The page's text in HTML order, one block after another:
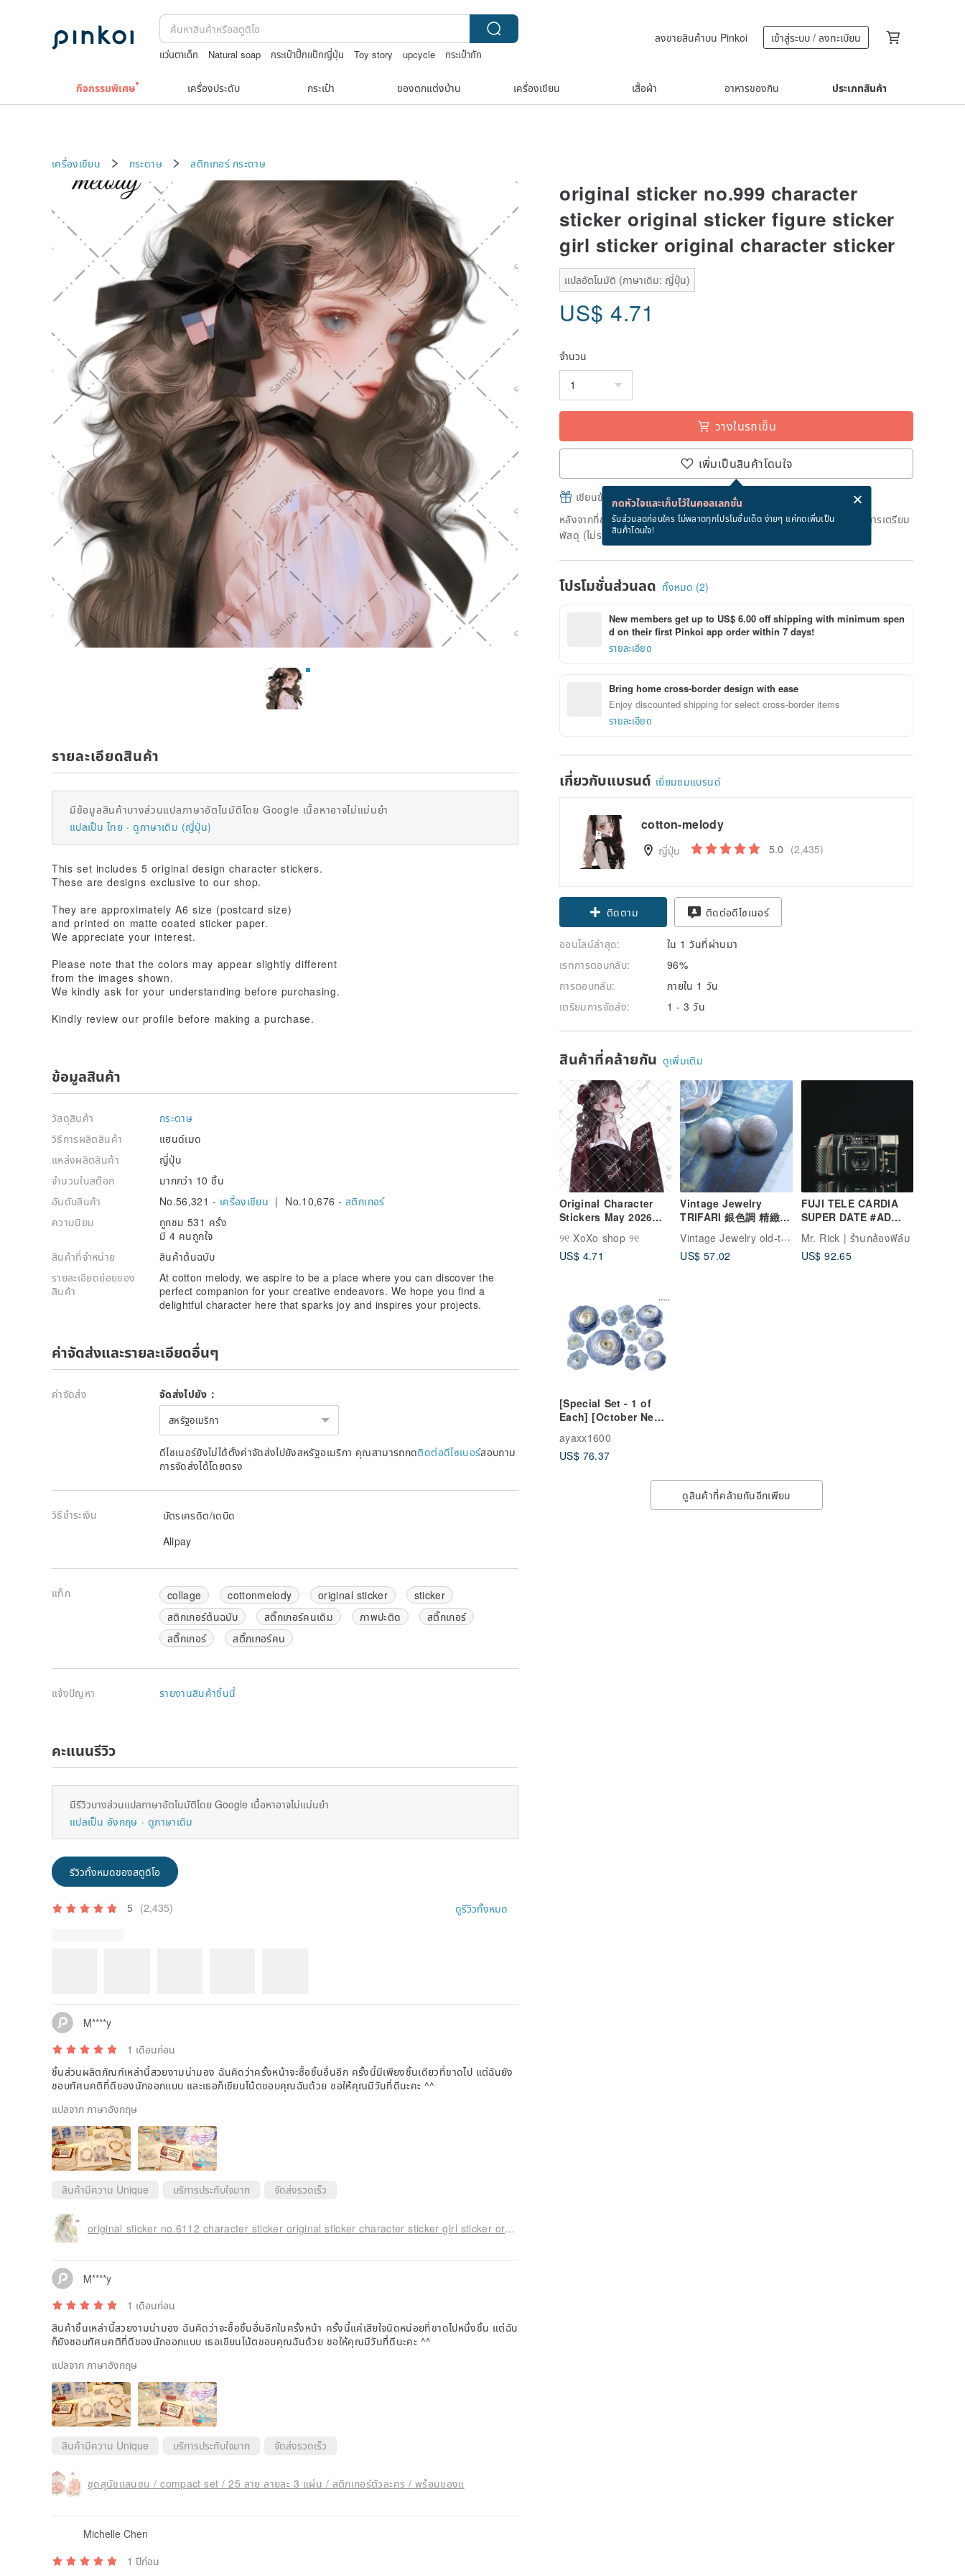
แว่นตาเด็ก Natural soap กระเป๋าปิ๊กแป๊กญี่ปุ่น Toy story upcycle
กระเป๋าถัก
ลงขายสินค้าบน Pinkoi เข้าสู่ระบบ / ลงทะเบียน
กิจกรรมพิเศษ เครื่องประดับ กระเป๋า ของตกแต่งบ้าน เครื่องเขียน เสื้อผ้า อาหารของกิน ประเภทสินค้า
เครื่องเขียน กระดาษ สติกเกอร์ กระดาษ
original sticker no.999 character
sticker original sticker figure sticker
girl sticker original character sticker
แปลอัตโนมัติ (ภาษาเดิม: ญี่ปุ่น)
US$ 4.71
จำนวน
วางในรถเข็น
เพิ่มเป็นสินค้าโดนใจ
กดหัวใจและเก็บไว้ในคอลเลกชั่น
รับส่วนลดก่อนใคร ไม่พลาดทุกโปรโมชั่นเด็ด ง่ายๆ แค่กดเพิ่มเป็น
สินค้าโดนใจ!
เขียนข้อความและส่ง eCard ฟรีเมื่อซื้อสินค้า!
หลังจากที่ชำระเงินถึงวันที่จะจัดส่งสินค้า จะใช้เวลาประมาณ 5 วันทางการในการเตรียม
พัสดุ (ไม่รวมวันหยุด)
โปรโมชั่นส่วนลด ทั้งหมด (2)
New members get up to US$ 6.00 off shipping with minimum spen
d on their first Pinkoi app order within 7 days!
รายละเอียด
Bring home cross-border design with ease
Enjoy discounted shipping for select cross-border items
รายละเอียด
เกี่ยวกับแบรนด์ เยี่ยมชมแบรนด์
cotton-melody
ญี่ปุ่น 5.0 (2,435)
ติดตาม ติดต่อดีไซเนอร์
ออนไลน์ล่าสุด:
ใน 1 วันที่ผ่านมา
เรทการตอบกลับ:
96%
การตอบกลับ:
ภายใน 1 วัน
เตรียมการจัดส่ง:
1 - 3 วัน
สินค้าที่คล้ายกัน ดูเพิ่มเติม
Original Character
Stickers May 2026
New Release
୨୧ XoXo shop ୨୧
US$ 4.71
Vintage Jewelry
TRIFARI 銀色調 精緻刷
紋 簡約圓 夾式耳環
Vintage Jewelry old-time-corner
US$ 57.02
FUJI TELE CARDIA
SUPER DATE #AD
#135 film camera
Mr. Rick | ร้านกล้องฟิล์ม
US$ 92.65
[Special Set - 1 of
Each] [October New
223 Designs] Choki
Paper, Collage
ayaxx1600
US$ 76.37
ดูสินค้าที่คล้ายกันอีกเพียบ
รายละเอียดสินค้า
มีข้อมูลสินค้าบางส่วนแปลภาษาอัตโนมัติโดย Google เนื้อหาอาจไม่แม่นยำ
แปลเป็น ไทย
ดูภาษาเดิม (ญี่ปุ่น)
This set includes 5 original design character stickers.
These are designs exclusive to our shop.
They are approximately A6 size (postcard size)
and printed on matte coated sticker paper.
We appreciate your interest.
Please note that the colors may appear slightly different
from the images shown.
We kindly ask for your understanding before purchasing.
Kindly review our profile before making a purchase.
ข้อมูลสินค้า
วัสดุสินค้า
กระดาษ
วิธีการผลิตสินค้า
แฮนด์เมด
แหล่งผลิตสินค้า
ญี่ปุ่น
จำนวนในสต๊อก
มากกว่า 10 ชิ้น
อันดับสินค้า
No.56,321 - เครื่องเขียน | No.10,676 -สติกเกอร์
ความนิยม
ถูกชม 531 ครั้ง
มี 4 คนถูกใจ
สินค้าที่จำหน่าย
สินค้าต้นฉบับ
รายละเอียดย่อยของ
สินค้า
At cotton melody, we aspire to be a place where you can discover the
perfect companion for your creative endeavors. We hope you find a
delightful character here that sparks joy and inspires your projects.
ค่าจัดส่งและรายละเอียดอื่นๆ
ค่าจัดส่ง จัดส่งไปยัง：
สหรัฐอเมริกา
ดีไซเนอร์ยังไม่ได้ตั้งค่าจัดส่งไปยังสหรัฐอเมริกา คุณสามารถกดติดต่อดีไซเนอร์สอบถาม
การจัดส่งได้โดยตรง
วิธีชำระเงิน
บัตรเครดิต/เดบิด
Alipay
แท็ก collage cottonmelody original sticker
sticker
สติกเกอร์ต้นฉบับ
สติ๊กเกอร์คนเดิม ภาพปะติด
สติ๊กเกอร์
สติ๊กเกอร์
สติ๊กเกอร์คน
แจ้งปัญหา รายงานสินค้าชิ้นนี้
คะแนนรีวิว
มีรีวิวบางส่วนแปลภาษาอัตโนมัติโดย Google เนื้อหาอาจไม่แม่นยำ
แปลเป็น อังกฤษ
ดูภาษาเดิม
รีวิวทั้งหมดของสตูดิโอ
5 (2,435) ดูรีวิวทั้งหมด
M****y
1 เดือนก่อน
ชิ้นส่วนผลิตภัณฑ์เหล่านี้สวยงามน่ามอง ฉันคิดว่าครั้งหน้าจะซื้อชิ้นอื่นอีก ครั้งนี้มีเพียงชิ้นเดียวที่ขาดไป แต่ฉันยัง
ชอบทัศนคติที่ดีของนักออกแบบ และเธอก็เขียนโน้ตขอบคุณฉันด้วย ขอให้คุณมีวันที่ดีนะคะ ^^
แปลจาก ภาษาอังกฤษ
สินค้ามีความ Unique บริการประทับใจมาก จัดส่งรวดเร็ว
original sticker no.6112 character sticker original sticker character sticker girl sticker original character sticker
M****y
1 เดือนก่อน
สินค้าชิ้นเหล่านี้สวยงามน่ามอง ฉันคิดว่าจะซื้อชิ้นอื่นอีกในครั้งหน้า ครั้งนี้แค่เสียใจนิดหน่อยที่ขาดไปหนึ่งชิ้น แต่ฉัน
ก็ยังชอบทัศนคติที่ดีของนักออกแบบ เธอเขียนโน้ตขอบคุณฉันด้วย ขอให้คุณมีวันที่ดีนะคะ ^^
แปลจาก ภาษาอังกฤษ
สินค้ามีความ Unique บริการประทับใจมาก จัดส่งรวดเร็ว
ชุดสุนัขแสนซน / compact set / 25 ลาย ลายละ 3 แผ่น / สติกเกอร์ตัวละคร / พร้อมของแ
Michelle Chen
1 ปีก่อน